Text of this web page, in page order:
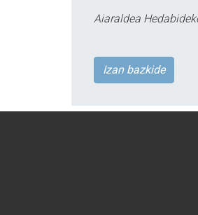
Aiaraldea
Izan bazkide